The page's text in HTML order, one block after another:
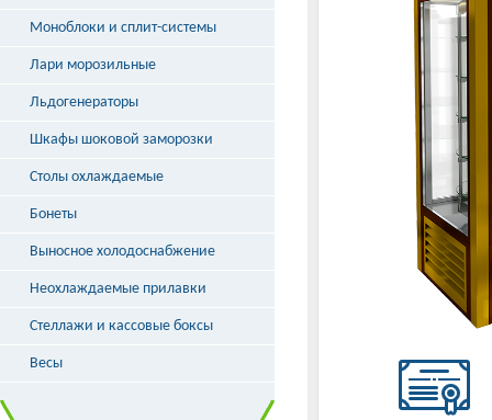
Моноблоки и сплит-системы
Лари морозильные
Льдогенераторы
Шкафы шоковой заморозки
Столы охлаждаемые
Бонеты
Выносное холодоснабжение
Неохлаждаемые прилавки
Стеллажи и кассовые боксы
Весы